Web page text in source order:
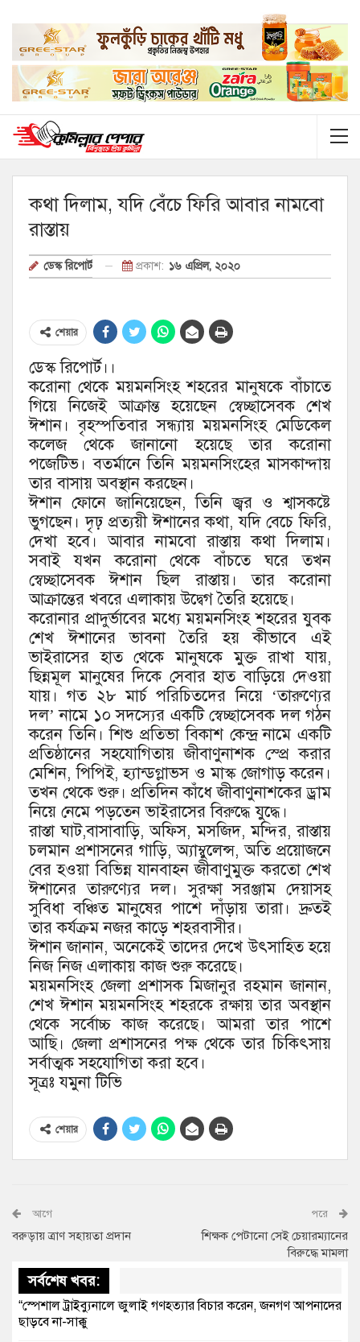
কথা দিলাম, যদি বেঁচে ফিরি আবার নামবো
রাস্তায়
ডেস্ক রিপোর্ট প্রকাশ: ১৬ এপ্রিল, ২০২০
শেয়ার
ডেস্ক রিপোর্ট।।
করোনা থেকে ময়মনসিংহ শহরের মানুষকে বাঁচাতে
গিয়ে নিজেই আক্রান্ত হয়েছেন স্বেচ্ছাসেবক শেখ
ঈশান। বৃহস্পতিবার সন্ধ্যায় ময়মনসিংহ মেডিকেল
কলেজ থেকে জানানো হয়েছে তার করোনা
পজেটিভ। বতর্মানে তিনি ময়মনসিংহের মাসকান্দায়
তার বাসায় অবস্থান করছেন।
ঈশান ফোনে জানিয়েছেন, তিনি জ্বর ও শ্বাসকষ্টে
ভুগছেন। দৃঢ় প্রত্যয়ী ঈশানের কথা, যদি বেচে ফিরি,
দেখা হবে। আবার নামবো রাস্তায় কথা দিলাম।
সবাই যখন করোনা থেকে বাঁচতে ঘরে তখন
স্বেচ্ছাসেবক ঈশান ছিল রাস্তায়। তার করোনা
আক্রান্তের খবরে এলাকায় উদ্বেগ তৈরি হয়েছে।
করোনার প্রাদুর্ভাবের মধ্যে ময়মনসিংহ শহরের যুবক
শেখ ঈশানের ভাবনা তৈরি হয় কীভাবে এই
ভাইরাসের হাত থেকে মানুষকে মুক্ত রাখা যায়,
ছিন্নমূল মানুষের দিকে সেবার হাত বাড়িয়ে দেওয়া
যায়। গত ২৮ মার্চ পরিচিতদের নিয়ে ‘তারুণ্যের
দল’ নামে ১০ সদস্যের একটি স্বেচ্ছাসেবক দল গঠন
করেন তিনি। শিশু প্রতিভা বিকাশ কেন্দ্র নামে একটি
প্রতিষ্ঠানের সহযোগিতায় জীবাণুনাশক স্প্রে করার
মেশিন, পিপিই, হ্যান্ডগ্লাভস ও মাস্ক জোগাড় করেন।
তখন থেকে শুরু। প্রতিদিন কাঁধে জীবাণুনাশকের ড্রাম
নিয়ে নেমে পড়তেন ভাইরাসের বিরুদ্ধে যুদ্ধে।
রাস্তা ঘাট,বাসাবাড়ি, অফিস, মসজিদ, মন্দির, রাস্তায়
চলমান প্রশাসনের গাড়ি, অ্যাম্বুলেন্স, অতি প্রয়োজনে
বের হওয়া বিভিন্ন যানবাহন জীবাণুমুক্ত করতো শেখ
ঈশানের তারুণ্যের দল। সুরক্ষা সরঞ্জাম দেয়াসহ
সুবিধা বঞ্চিত মানুষের পাশে দাঁড়ায় তারা। দ্রুতই
তার কর্যক্রম নজর কাড়ে শহরবাসীর।
ঈশান জানান, অনেকেই তাদের দেখে উৎসাহিত হয়ে
নিজ নিজ এলাকায় কাজ শুরু করেছে।
ময়মনসিংহ জেলা প্রশাসক মিজানুর রহমান জানান,
শেখ ঈশান ময়মনসিংহ শহরকে রক্ষায় তার অবস্থান
থেকে সর্বোচ্চ কাজ করেছে। আমরা তার পাশে
আছি। জেলা প্রশাসনের পক্ষ থেকে তার চিকিৎসায়
সর্বাত্মক সহযোগিতা করা হবে।
সূত্রঃ যমুনা টিভি
শেয়ার
আগে
বরুড়ায় ত্রাণ সহায়তা প্রদান
পরে
শিক্ষক পেটানো সেই চেয়ারম্যানের
বিরুদ্ধে মামলা
সর্বশেষ খবর:
“স্পেশাল ট্রাইব্যুনালে জুলাই গণহত্যার বিচার করেন, জনগণ আপনাদের
ছাড়বে না-সাক্কু